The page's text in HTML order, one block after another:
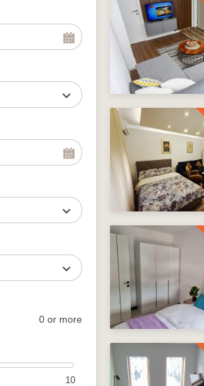
0 or more
10